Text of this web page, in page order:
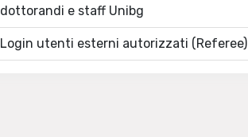
dottorandi e staff Unibg
Login utenti esterni autorizzati (Referee)